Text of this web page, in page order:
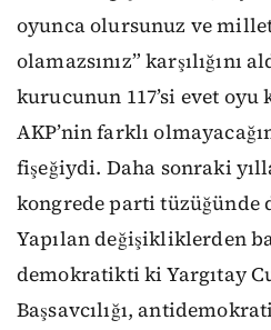
oyunca olursunuz ve
olamazsınız” karşılığını
kurucunun 117’si evet oyu
AKP’nin farklı
fişeğiydi. Daha sonraki
kongrede parti tüzüğünde
Yapılan değişikliklerden
demokratikti ki Yargıtay
Başsavcılığı,